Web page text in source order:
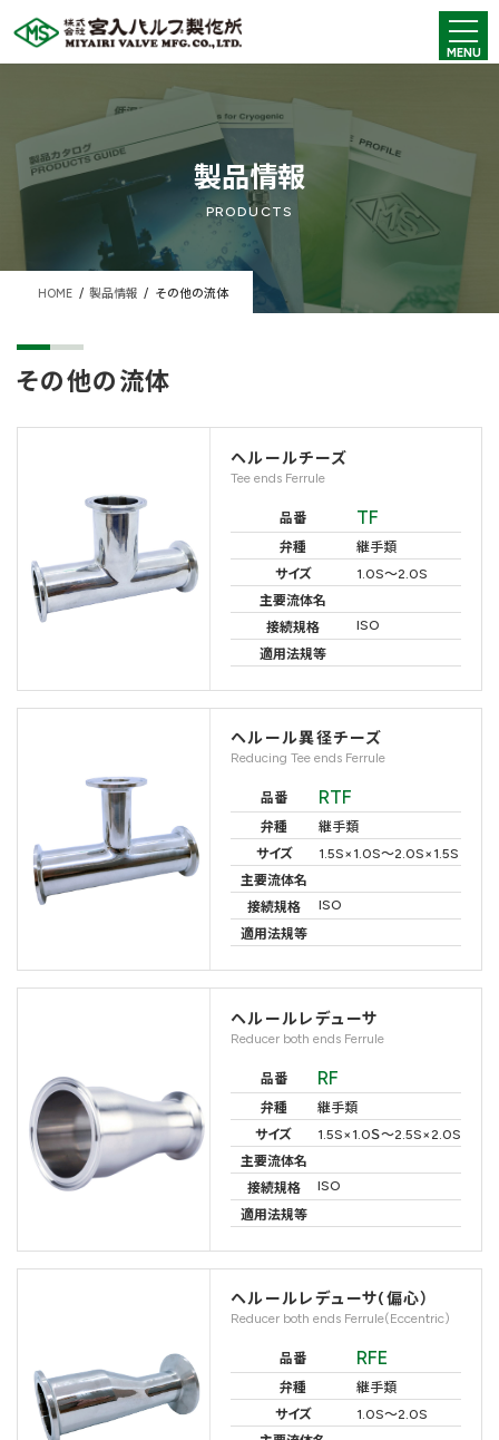
ン
ビ
製品情報
PRODUCTS
HOME 製品情報 その他の流体
その他の流体
ヘルールチーズ
Tee ends Ferrule
品番 TF
弁種
継手類
サイズ
1.0S～2.0S
主要流体名
接続規格
ISO
適用法規等
ヘルール異径チーズ
Reducing Tee ends Ferrule
品番 RTF
弁種
継手類
サイズ
1.5S×1.0S～2.0S×1.5S
主要流体名
接続規格
ISO
適用法規等
ヘルールレデューサ
Reducer both ends Ferrule
品番 RF
弁種
継手類
サイズ
1.5S×1.0Ｓ～2.5S×2.0S
主要流体名
接続規格
ISO
適用法規等
ヘルールレデューサ(偏心）
Reducer both ends Ferrule(Eccentric)
品番 RFE
弁種
継手類
サイズ
1.0S～2.0S
MENU